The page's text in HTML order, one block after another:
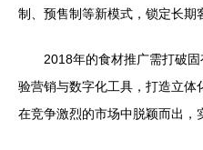
制、预售制等新模式，锁定长期
2018年的食材推广需打破
验营销与数字化工具，打造立
在竞争激烈的市场中脱颖而出，